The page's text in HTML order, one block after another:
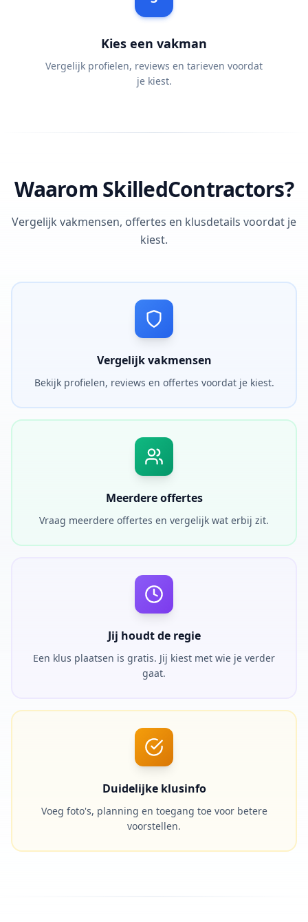
Kies een vakman
Vergelijk profielen, reviews en tarieven voordat
je kiest.
Waarom SkilledContractors?
Vergelijk vakmensen, offertes en klusdetails voordat je
kiest.
Vergelijk vakmensen
Bekijk profielen, reviews en offertes voordat je kiest.
Meerdere offertes
Vraag meerdere offertes en vergelijk wat erbij zit.
Jij houdt de regie
Een klus plaatsen is gratis. Jij kiest met wie je verder
gaat.
Duidelijke klusinfo
Voeg foto's, planning en toegang toe voor betere
voorstellen.